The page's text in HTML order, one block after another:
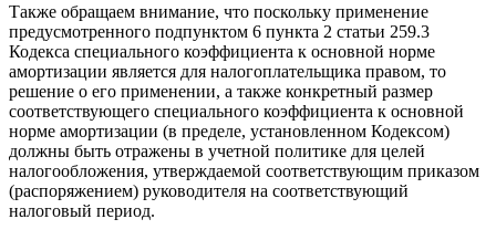
Также обращаем внимание, что поскольку применение
предусмотренного подпунктом 6 пункта 2 статьи 259.3
Кодекса специального коэффициента к основной норме
амортизации является для налогоплательщика правом, то
решение о его применении, а также конкретный размер
соответствующего специального коэффициента к основной
норме амортизации (в пределе, установленном Кодексом)
должны быть отражены в учетной политике для целей
налогообложения, утверждаемой соответствующим приказом
(распоряжением) руководителя на соответствующий
налоговый период.